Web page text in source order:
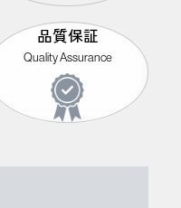
品質保証
Quality Assurance